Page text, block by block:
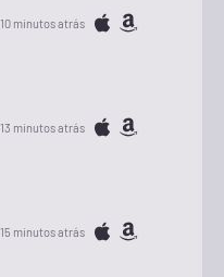
10 minutos atrás
13 minutos atrás
15 minutos atrás